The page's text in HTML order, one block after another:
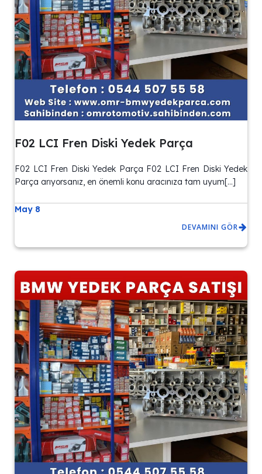
F02 LCI Fren Diski Yedek Parça
F02 LCI Fren Diski Yedek Parça F02 LCI Fren Diski Yedek
Parça arıyorsanız, en önemli konu aracınıza tam uyum[…]
May 8
DEVAMINI GÖR